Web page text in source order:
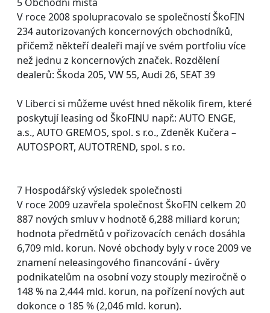
V roce 2008 spolupracovalo se společností ŠkoFIN
234 autorizovaných koncernových obchodníků,
přičemž někteří dealeři mají ve svém portfoliu více
než jednu z koncernových značek. Rozdělení
dealerů: Škoda 205, VW 55, Audi 26, SEAT 39
V Liberci si můžeme uvést hned několik firem, které
poskytují leasing od ŠkoFINU např.: AUTO ENGE,
a.s., AUTO GREMOS, spol. s r.o., Zdeněk Kučera –
AUTOSPORT, AUTOTREND, spol. s r.o.
7 Hospodářský výsledek společnosti
V roce 2009 uzavřela společnost ŠkoFIN celkem 20
887 nových smluv v hodnotě 6,288 miliard korun;
hodnota předmětů v pořizovacích cenách dosáhla
6,709 mld. korun. Nové obchody byly v roce 2009 ve
znamení neleasingového financování - úvěry
podnikatelům na osobní vozy stouply meziročně o
148 % na 2,444 mld. korun, na pořízení nových aut
dokonce o 185 % (2,046 mld. korun).